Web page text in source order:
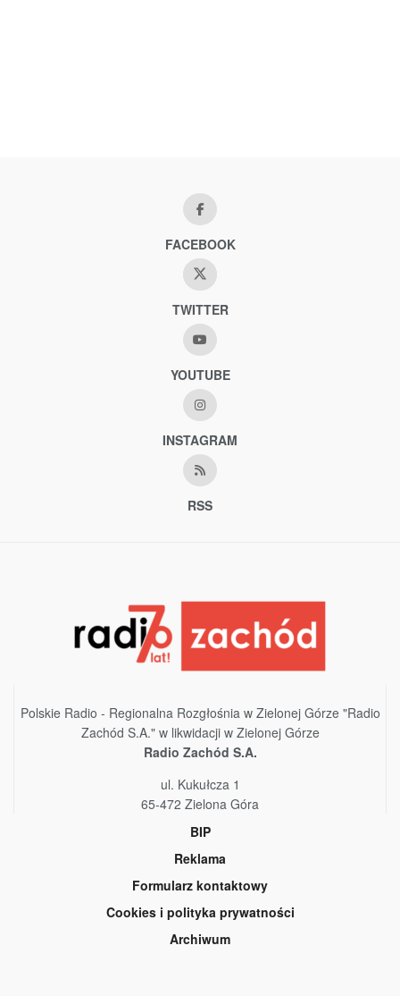
FACEBOOK
TWITTER
YOUTUBE
INSTAGRAM
RSS
Polskie Radio - Regionalna Rozgłośnia w Zielonej Górze "Radio
Zachód S.A." w likwidacji w Zielonej Górze
Radio Zachód S.A.
ul. Kukułcza 1
65-472 Zielona Góra
BIP
Reklama
Formularz kontaktowy
Cookies i polityka prywatności
Archiwum